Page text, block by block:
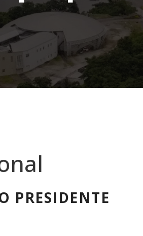
PRESIDENTE